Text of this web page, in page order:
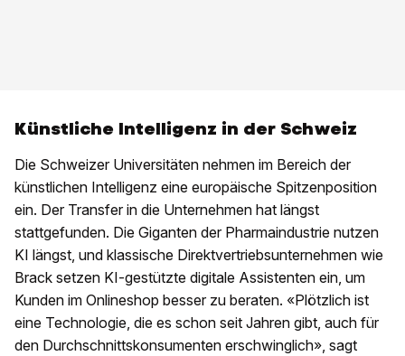
Künstliche Intelligenz in der Schweiz
Die Schweizer Universitäten nehmen im Bereich der
künstlichen Intelligenz eine europäische Spitzenposition
ein. Der Transfer in die Unternehmen hat längst
stattgefunden. Die Giganten der Pharmaindustrie nutzen
KI längst, und klassische Direktvertriebsunternehmen wie
Brack setzen KI-gestützte digitale Assistenten ein, um
Kunden im Onlineshop besser zu beraten. «Plötzlich ist
eine Technologie, die es schon seit Jahren gibt, auch für
den Durchschnittskonsumenten erschwinglich», sagt